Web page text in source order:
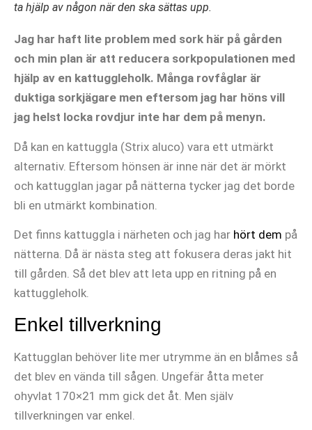
ta hjälp av någon när den ska sättas upp.
Jag har haft lite problem med sork här på gården
och min plan är att reducera sorkpopulationen med
hjälp av en kattuggleholk. Många rovfåglar är
duktiga sorkjägare men eftersom jag har höns vill
jag helst locka rovdjur inte har dem på menyn.
Då kan en kattuggla (Strix aluco) vara ett utmärkt
alternativ. Eftersom hönsen är inne när det är mörkt
och kattugglan jagar på nätterna tycker jag det borde
bli en utmärkt kombination.
Det finns kattuggla i närheten och jag har hört dem på
nätterna. Då är nästa steg att fokusera deras jakt hit
till gården. Så det blev att leta upp en ritning på en
kattuggleholk.
Enkel tillverkning
Kattugglan behöver lite mer utrymme än en blåmes så
det blev en vända till sågen. Ungefär åtta meter
ohyvlat 170×21 mm gick det åt. Men själv
tillverkningen var enkel.